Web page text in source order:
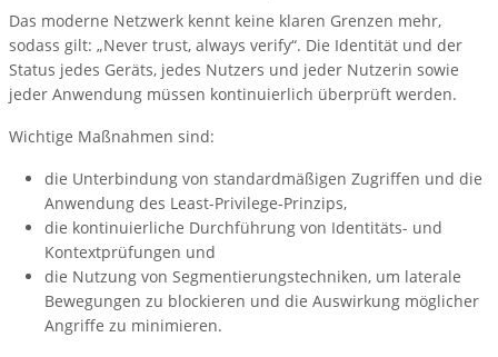
Das moderne Netzwerk kennt keine klaren Grenzen mehr,
sodass gilt: „Never trust, always verify“. Die Identität und der
Status jedes Geräts, jedes Nutzers und jeder Nutzerin sowie
jeder Anwendung müssen kontinuierlich überprüft werden.
Wichtige Maßnahmen sind:
die Unterbindung von standardmäßigen Zugriffen und die
Anwendung des Least-Privilege-Prinzips,
die kontinuierliche Durchführung von Identitäts- und
Kontextprüfungen und
die Nutzung von Segmentierungstechniken, um laterale
Bewegungen zu blockieren und die Auswirkung möglicher
Angriffe zu minimieren.